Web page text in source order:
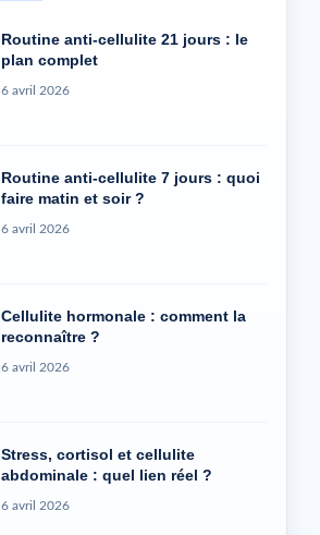
Routine anti-cellulite 21 jours : le
plan complet
6 avril 2026
Routine anti-cellulite 7 jours : quoi
faire matin et soir ?
6 avril 2026
Cellulite hormonale : comment la
reconnaître ?
6 avril 2026
Stress, cortisol et cellulite
abdominale : quel lien réel ?
6 avril 2026